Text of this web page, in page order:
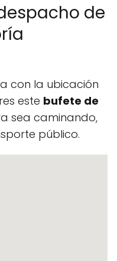
de
con la ubicación
este bufete de
sea caminando,
público.